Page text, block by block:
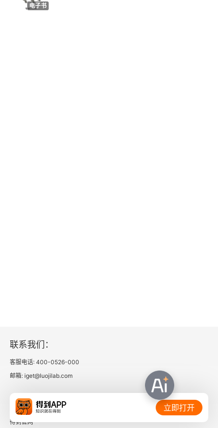
第13章 生命的最后时光
生活中借鉴发扬。　　真情的贯穿，是小说的魅力
电子书
联系我们：
客服电话: 400-0526-000
邮箱: iget@luojilab.com
相关链接：
得到官网
立即打开